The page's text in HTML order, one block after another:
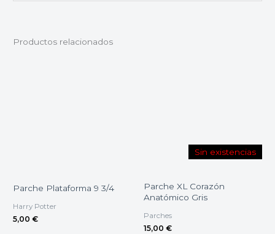
Productos relacionados
Parche Plataforma 9 3/4
Harry Potter
5,00 €
Sin existencias
Parche XL Corazón
Anatómico Gris
Parches
15,00 €